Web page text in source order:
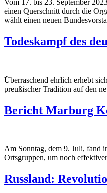
einen Querschnitt durch die
wählt einen neuen
Todeskampf des
Überraschend ehrlich erhebt
preußischer Tradition auf den
Bericht Marburg
Am Sonntag, dem 9. Juli, fand
Ortsgruppen, um noch
Russland: